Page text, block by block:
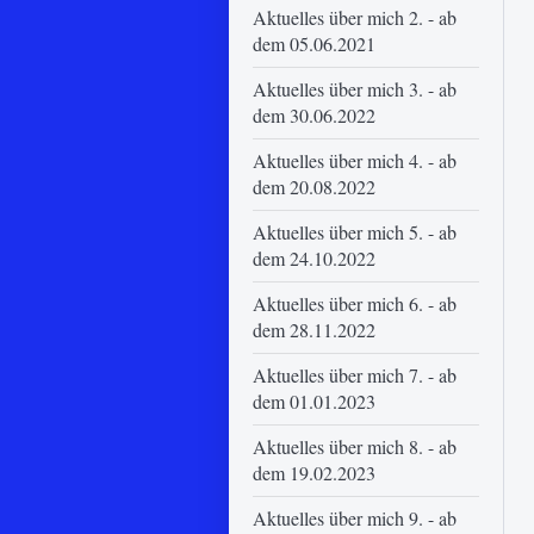
Aktuelles über mich 2. - ab
dem 05.06.2021
Aktuelles über mich 3. - ab
dem 30.06.2022
Aktuelles über mich 4. - ab
dem 20.08.2022
Aktuelles über mich 5. - ab
dem 24.10.2022
Aktuelles über mich 6. - ab
dem 28.11.2022
Aktuelles über mich 7. - ab
dem 01.01.2023
Aktuelles über mich 8. - ab
dem 19.02.2023
Aktuelles über mich 9. - ab